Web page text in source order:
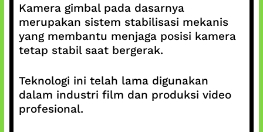
Kamera gimbal pada dasarnya
merupakan sistem stabilisasi mekanis
yang membantu menjaga posisi kamera
tetap stabil saat bergerak.
Teknologi ini telah lama digunakan
dalam industri film dan produksi video
profesional.